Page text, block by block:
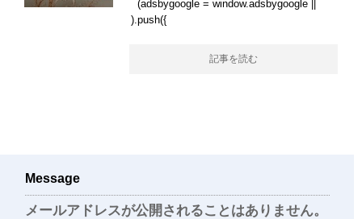
(adsbygoogle = window.adsbygoogle ||
).push({
記事を読む
Message
メールアドレスが公開されることはありません。